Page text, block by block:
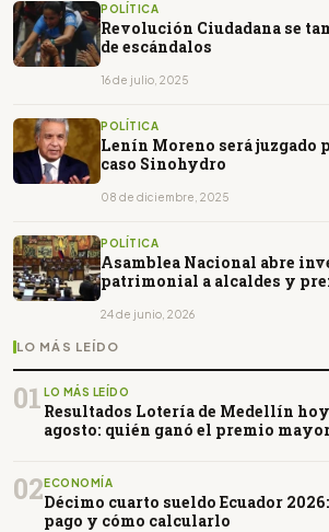
POLÍTICA
Revolución Ciudadana se
de escándalos
16 de julio, 2025
POLÍTICA
Lenín Moreno será juzgado
caso Sinohydro
08 de diciembre, 2025
POLÍTICA
Asamblea Nacional abre
patrimonial a alcaldes y
24 de junio, 2026
LO MÁS LEÍDO
01 LO MÁS LEÍDO
Resultados Lotería de Medellín
agosto: quién ganó el premio
02ECONOMÍA
Décimo cuarto sueldo Ecuador
pago y cómo calcularlo